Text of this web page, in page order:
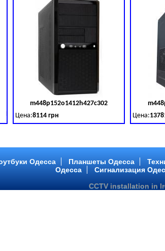
Код товара:379028
DDR 3 (1600 MHz) HDD: TOSHIBA 500 GB (SATA
m448p152o1412h427c302
Цена:8114 грн Код товара:
Intel Core ™ i3 2 ядра 3.40GHz,ОЗУ: 2 GB, DDR 3
Цена:
Intel Core
Одесса Планшеты Одесса
Одесса
Сигнализация
CCTV installation in